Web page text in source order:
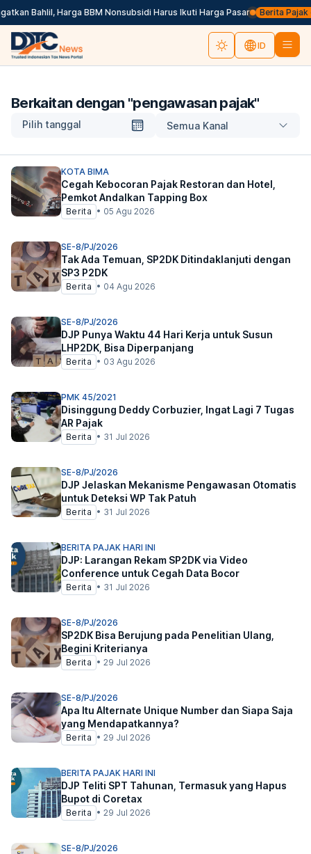
Bahlil, Harga BBM Nonsubsidi Harus Ikuti Harga Pasar Berita Pajak
ID
Berkaitan dengan "pengawasan pajak"
Pilih tanggal Semua Kanal
KOTA BIMA
Cegah Kebocoran Pajak Restoran dan Hotel,
Pemkot Andalkan Tapping Box
Berita • 05 Agu 2026
SE-8/PJ/2026
Tak Ada Temuan, SP2DK Ditindaklanjuti dengan
SP3 P2DK
Berita • 04 Agu 2026
SE-8/PJ/2026
DJP Punya Waktu 44 Hari Kerja untuk Susun
LHP2DK, Bisa Diperpanjang
Berita • 03 Agu 2026
PMK 45/2021
Disinggung Deddy Corbuzier, Ingat Lagi 7 Tugas
AR Pajak
Berita • 31 Jul 2026
SE-8/PJ/2026
DJP Jelaskan Mekanisme Pengawasan Otomatis
untuk Deteksi WP Tak Patuh
Berita • 31 Jul 2026
BERITA PAJAK HARI INI
DJP: Larangan Rekam SP2DK via Video
Conference untuk Cegah Data Bocor
Berita • 31 Jul 2026
SE-8/PJ/2026
SP2DK Bisa Berujung pada Penelitian Ulang,
Begini Kriterianya
Berita • 29 Jul 2026
SE-8/PJ/2026
Apa Itu Alternate Unique Number dan Siapa Saja
yang Mendapatkannya?
Berita • 29 Jul 2026
BERITA PAJAK HARI INI
DJP Teliti SPT Tahunan, Termasuk yang Hapus
Bupot di Coretax
Berita • 29 Jul 2026
SE-8/PJ/2026